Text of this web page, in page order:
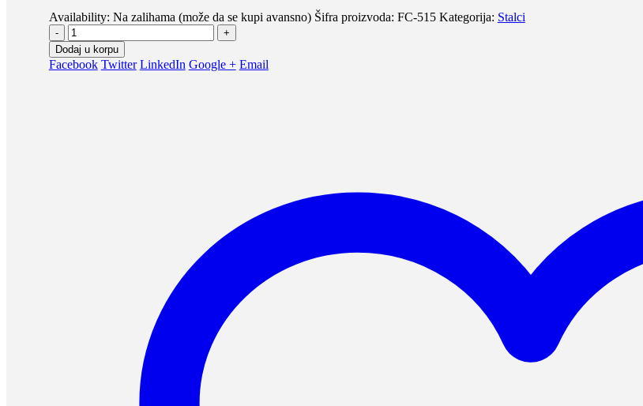
Availability: Na zalihama (može da se kupi avansno) Šifra proizvoda: FC-515 Kategorija: Stalci
-
+
Dodaj u korpu
Facebook Twitter LinkedIn Google + Email